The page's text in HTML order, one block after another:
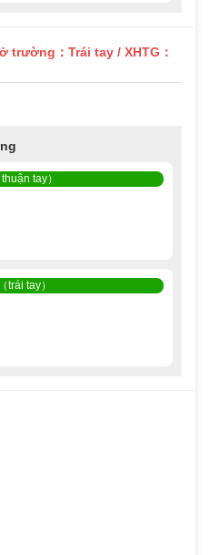
trường：Trái tay / XHTG：
tay）
trái tay）